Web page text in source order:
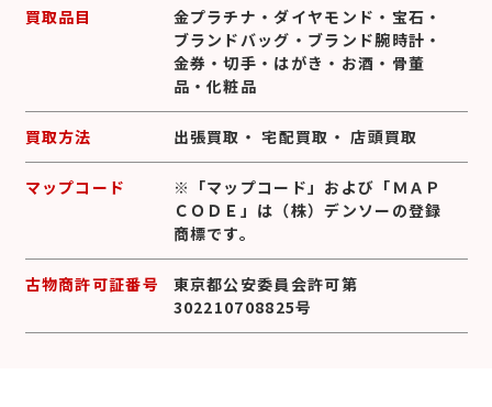
買取品目 金プラチナ ・ダイヤモンド ・ 宝石 ・
ブランドバッグ ・ ブランド腕時計 ・
金券 ・切手 ・ はがき ・ お酒 ・ 骨董
品 ・化粧品
買取方法 出張買取 ・宅配買取 ・店頭買取
マップコード
※「マップコード」および「ＭＡＰ
ＣＯＤＥ」は（株）デンソーの登録
商標です。
古物商許可証番号
東京都公安委員会許可第
302210708825号